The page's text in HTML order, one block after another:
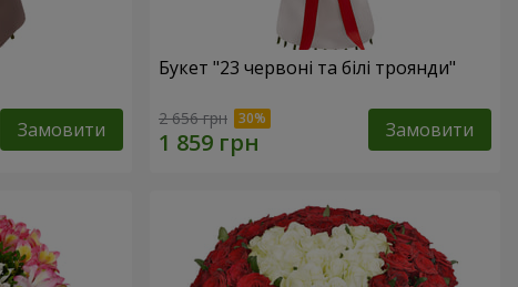
Замовити
Букет "23 червоні та білі троянди"
2 656 грн Замовити